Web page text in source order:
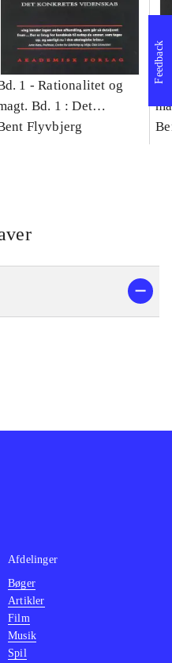
1 -Rationalitet og
Bd. 1 : Det
videnskab
Flyvbjerg
Feedback
Afdelinger
Bøger
Artikler
Film
Musik
Spil